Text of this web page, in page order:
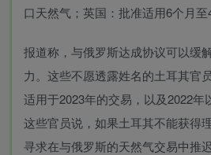
口天然气；英国：批准适用6个月至
报道称，与俄罗斯达成协议可以缓
力。这些不愿透露姓名的土耳其官
适用于2023年的交易，以及2022年
这些官员说，如果土耳其不能获得
寻求在与俄罗斯的天然气交易中推